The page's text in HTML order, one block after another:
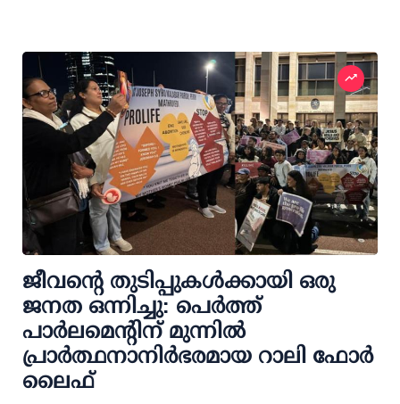
ജീവന്റെ തുടിപ്പുകൾക്കായി ഒരു
ജനത ഒന്നിച്ചു: പെർത്ത്
പാർലമെന്റിന് മുന്നിൽ
പ്രാർത്ഥനാനിർഭരമായ റാലി ഫോർ
ലൈഫ്